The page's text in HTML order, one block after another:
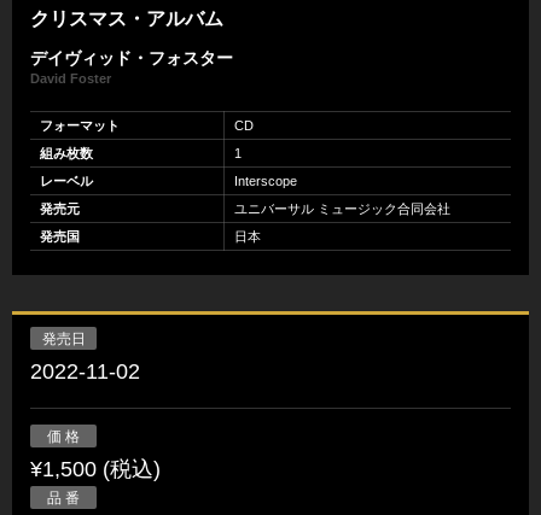
クリスマス・アルバム
デイヴィッド・フォスター
David Foster
フォーマット
CD
組み枚数
1
レーベル
Interscope
発売元
ユニバーサル ミュージック合同会社
発売国
日本
発売日
2022-11-02
価 格
¥1,500 (税込)
品 番